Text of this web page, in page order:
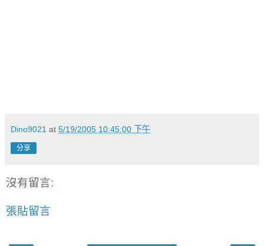
Dino9021 at 5/19/2005 10:45:00 下午
分享
沒有留言:
張貼留言